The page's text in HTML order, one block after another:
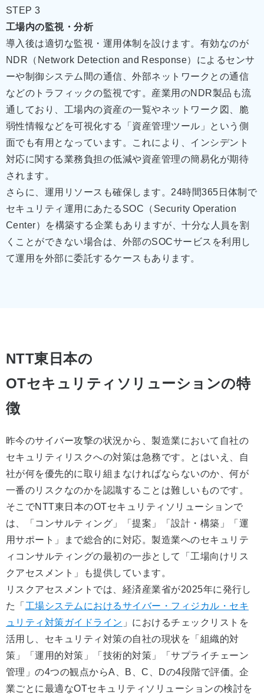
STEP 3
工場内の監視・分析
導入後は適切な監視・運用体制を設けます。有効なのが
NDR（Network Detection and Response）によるセンサ
ーや制御システム間の通信、外部ネットワークとの通信
などのトラフィックの監視です。産業用のNDR製品も流
通しており、工場内の資産の一覧やネットワーク図、脆
弱性情報などを可視化する「資産管理ツール」という側
面でも有用となっています。これにより、インシデント
対応に関する業務負担の低減や資産管理の簡易化が期待
されます。
さらに、運用リソースも確保します。24時間365日体制で
セキュリティ運用にあたるSOC（Security Operation
Center）を構築する企業もありますが、十分な人員を割
くことができない場合は、外部のSOCサービスを利用し
て運用を外部に委託するケースもあります。
NTT東日本の
OTセキュリティソリューションの特
徴
昨今のサイバー攻撃の状況から、製造業において自社の
セキュリティリスクへの対策は急務です。とはいえ、自
社が何を優先的に取り組まなければならないのか、何が
一番のリスクなのかを認識することは難しいものです。
そこでNTT東日本のOTセキュリティソリューションで
は、「コンサルティング」「提案」「設計・構築」「運
用サポート」まで総合的に対応。製造業へのセキュリテ
ィコンサルティングの最初の一歩として「工場向けリス
クアセスメント」も提供しています。
リスクアセスメントでは、経済産業省が2025年に発行し
た「 工場システムにおけるサイバー・フィジカル・セキ
ュリティ対策ガイドライン 」におけるチェックリストを
活用し、セキュリティ対策の自社の現状を「組織的対
策」「運用的対策」「技術的対策」「サプライチェーン
管理」の4つの観点からA、B、C、Dの4段階で評価。企
業ごとに最適なOTセキュリティソリューションの検討を